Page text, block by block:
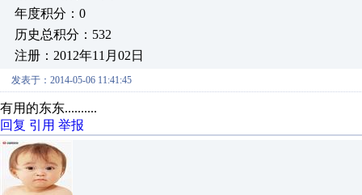
年度积分：0
历史总积分：532
注册：2012年11月02日
发表于：2014-05-06 11:41:45
有用的东东..........
回复 引用 举报